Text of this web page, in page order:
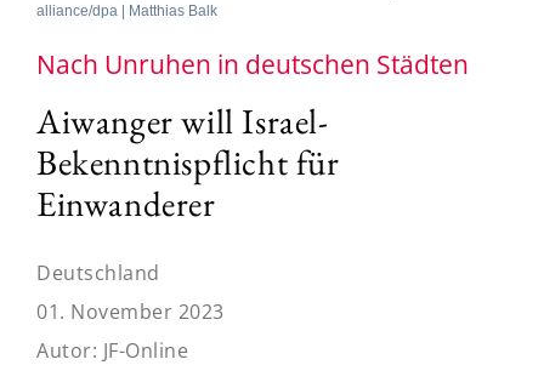
alliance/dpa | Matthias Balk
Nach Unruhen in deutschen Städten
Aiwanger will Israel-
Bekenntnispflicht für
Einwanderer
Deutschland
01. November 2023
Autor: JF-Online